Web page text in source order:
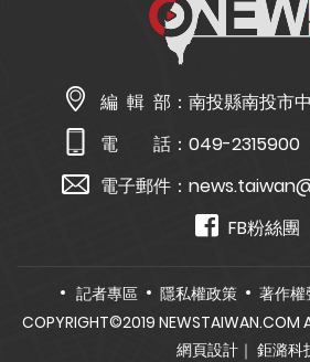
編 輯 部： 南投縣南投市
電 話： 049-2315900
電子郵件：
FB粉絲團
記者專區 隱私權政策 著作權
COPYRIGHT©2019 NEWSTAIWAN.COM
網頁設計｜ 鉅潞科